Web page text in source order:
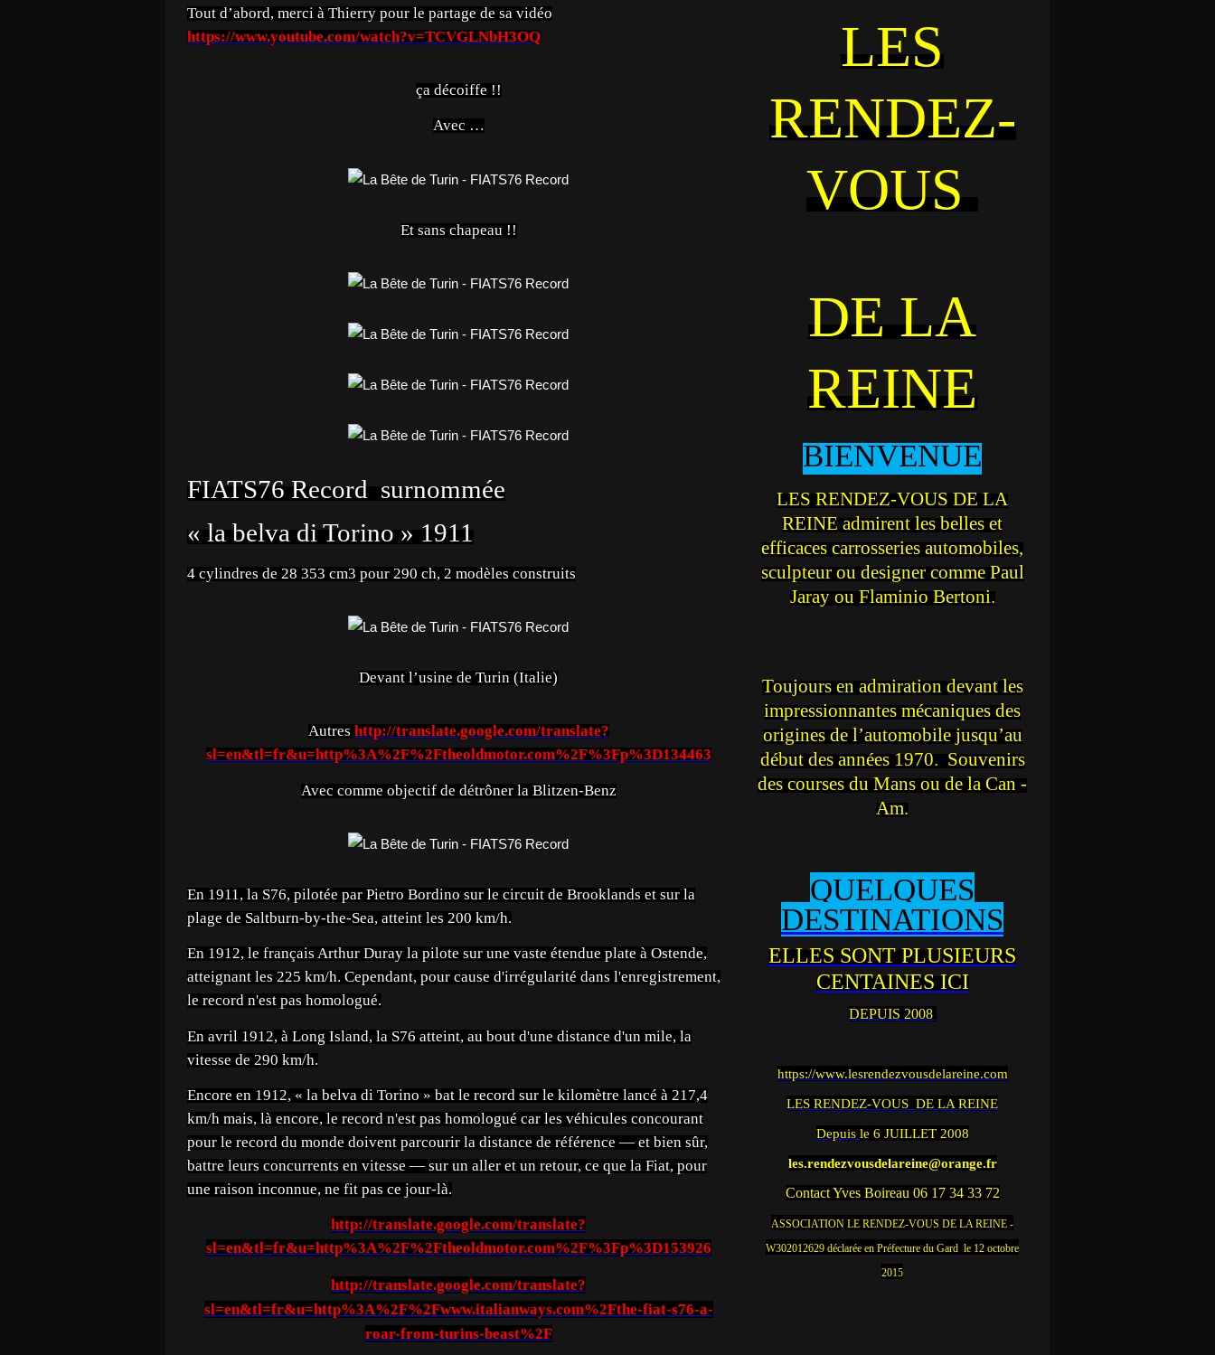
Tout d’abord, merci à Thierry pour le partage de sa vidéo
https://www.youtube.com/watch?v=TCVGLNbH3OQ
ça décoiffe !!
Avec …
Et sans chapeau !!
FIATS76 Record surnommée
« la belva di Torino » 1911
4 cylindres de 28 353 cm3 pour 290 ch, 2 modèles construits
Devant l’usine de Turin (Italie)
Autres http://translate.google.com/translate?
sl=en&tl=fr&u=http%3A%2F%2Ftheoldmotor.com%2F%3Fp%3D134463
Avec comme objectif de détrôner la Blitzen-Benz
En 1911, la S76, pilotée par Pietro Bordino sur le circuit de Brooklands et sur la
plage de Saltburn-by-the-Sea, atteint les 200 km/h.
En 1912, le français Arthur Duray la pilote sur une vaste étendue plate à Ostende,
atteignant les 225 km/h. Cependant, pour cause d'irrégularité dans l'enregistrement,
le record n'est pas homologué.
En avril 1912, à Long Island, la S76 atteint, au bout d'une distance d'un mile, la
vitesse de 290 km/h.
Encore en 1912, « la belva di Torino » bat le record sur le kilomètre lancé à 217,4
km/h mais, là encore, le record n'est pas homologué car les véhicules concourant
pour le record du monde doivent parcourir la distance de référence — et bien sûr,
battre leurs concurrents en vitesse — sur un aller et un retour, ce que la Fiat, pour
une raison inconnue, ne fit pas ce jour-là.
http://translate.google.com/translate?
sl=en&tl=fr&u=http%3A%2F%2Ftheoldmotor.com%2F%3Fp%3D153926
http://translate.google.com/translate?
sl=en&tl=fr&u=http%3A%2F%2Fwww.italianways.com%2Fthe-fiat-s76-a-
roar-from-turins-beast%2F
LES
RENDEZ-
VOUS
DE LA
REINE
BIENVENUE
LES RENDEZ-VOUS DE LA
REINE admirent les belles et
efficaces carrosseries automobiles,
sculpteur ou designer comme Paul
Jaray ou Flaminio Bertoni.
Toujours en admiration devant les
impressionnantes mécaniques des
origines de l’automobile jusqu’au
début des années 1970. Souvenirs
des courses du Mans ou de la Can -
Am.
QUELQUES
DESTINATIONS
ELLES SONT PLUSIEURS
CENTAINES ICI
DEPUIS 2008
https://www.lesrendezvousdelareine.com
LES RENDEZ-VOUS DE LA REINE
Depuis le 6 JUILLET 2008
les.rendezvousdelareine@orange.fr
Contact Yves Boireau 06 17 34 33 72
ASSOCIATION LE RENDEZ-VOUS DE LA REINE -
W302012629 déclarée en Préfecture du Gard le 12 octobre
2015